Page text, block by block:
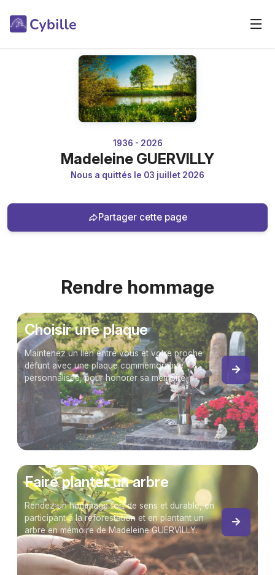
1936 - 2026
Madeleine GUERVILLY
Nous a quittés le 03 juillet 2026
Partager cette page
Rendre hommage
Choisir une plaque
Maintenez un lien entre vous et votre proche
défunt avec une plaque commémorative
personnalisée, pour honorer sa mémoire.
Faire planter un arbre
Rendez un hommage fort de sens et durable, en
participant à la reforestation et en plantant un
arbre en mémoire de Madeleine GUERVILLY.